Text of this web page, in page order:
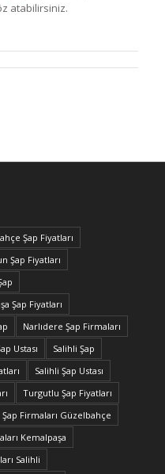
atabilirsiniz.
Şap Fiyatları
Şap Fiyatları
Şap Fiyatları
Narlıdere Şap Firmaları
Ustası
Salihli Şap
Salihli Şap Ustası
Turgutlu Şap Fiyatları
Şap Firmaları Güzelbahçe
Kemalpaşa
Salihli